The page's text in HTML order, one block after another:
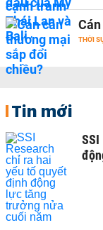
THỜI
Tin mới
SSI